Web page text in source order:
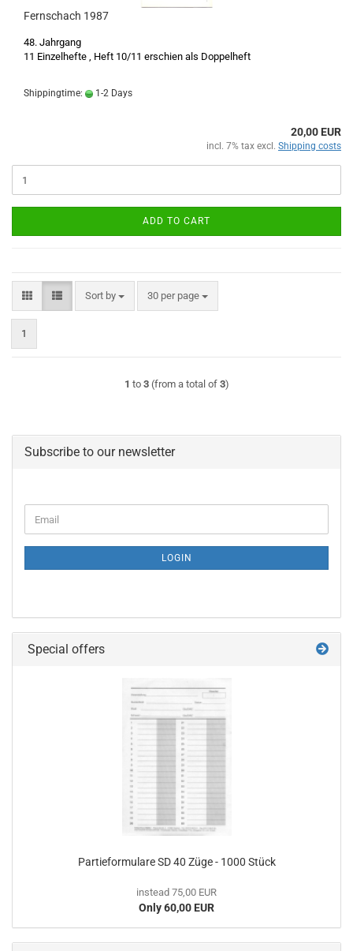
Fernschach 1987
48. Jahrgang
11 Einzelhefte , Heft 10/11 erschien als Doppelheft
Shippingtime: 1-2 Days
20,00 EUR
incl. 7% tax excl. Shipping costs
ADD TO CART
Sort by
Sort by 30 per page
per page
1
1 to 3(from a total of 3)
Subscribe to our newsletter
TO
PAGE
Email
LOGIN
Special offers
Partieformulare SD 40 Züge - 1000 Stück
instead 75,00 EUR
Only 60,00 EUR